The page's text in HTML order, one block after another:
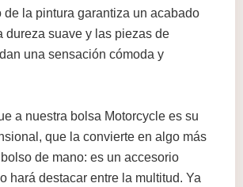
de la pintura garantiza un acabado
dureza suave y las piezas de
una sensación cómoda y
a nuestra bolsa Motorcycle es su
que la convierte en algo más
de mano: es un accesorio
hará destacar entre la multitud. Ya